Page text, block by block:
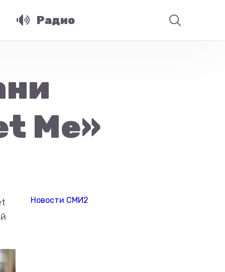
Радио
Me»
Новости СМИ2